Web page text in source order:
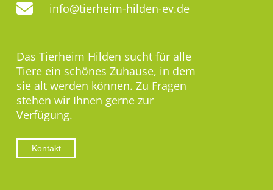
info@tierheim-hilden-ev.de
Das Tierheim Hilden sucht für alle
Tiere ein schönes Zuhause, in dem
sie alt werden können. Zu Fragen
stehen wir Ihnen gerne zur
Verfügung.
Kontakt